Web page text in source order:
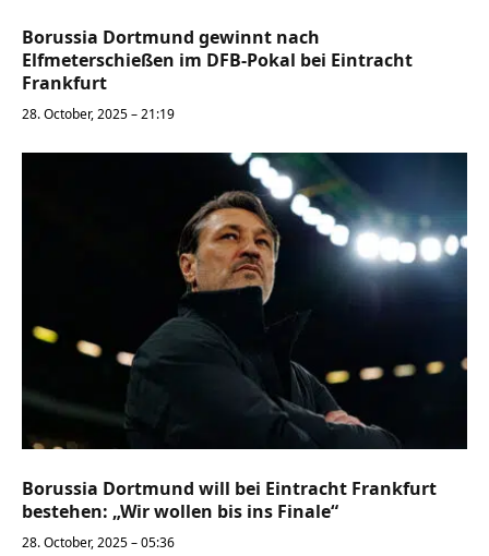
Borussia Dortmund gewinnt nach
Elfmeterschießen im DFB-Pokal bei Eintracht
Frankfurt
28. October, 2025 – 21:19
Borussia Dortmund will bei Eintracht Frankfurt
bestehen: „Wir wollen bis ins Finale“
28. October, 2025 – 05:36